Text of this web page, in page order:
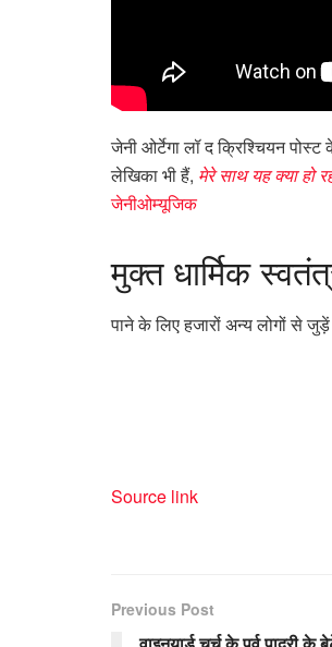
जेनी ओर्टेगा लॉ द क्रिश्चियन
लेखिका भी हैं, मेरे साथ यह क्या हो
जेनीओम्यूजिक
मुक्तधार्मिक
पाने के लिए हजारों अन्य लोगों से
Source link
Previous Post